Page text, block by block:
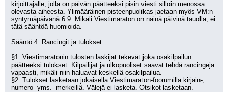
kirjoittajalle, jolla on päivän päätteeksi pisin viesti silloin menossa
olevasta aiheesta. Ylimääräinen pisteenpuolikas jaetaan myös VM:n
syntymäpäivänä 6.9. Mikäli Viestimaraton on näinä päivinä tauolla, ei
tätä sääntöä huomioida.
Sääntö 4: Rancingit ja tulokset:
§1: Viestimaratonin tulosten laskijat tekevät joka osakilpailun
päätteeksi tulokset. Kilpailijat ja ulkopuoliset saavat tehdä rancingeja
vapaasti, mikäli niin haluavat keskellä osakilpailua.
§2: Tulokset lasketaan jokaisella Viestimaraton-foorumilla kirjain-,
numero- yms.- merkeillä. Välejä ei lasketa. Otsikot lasketaan.